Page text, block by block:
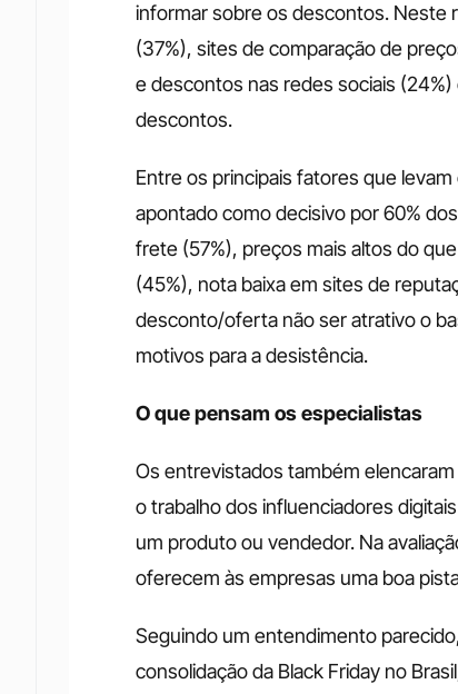
informar sobre os descontos. Neste
(37%), sites de comparação de
e descontos nas redes sociais
descontos.
Entre os principais fatores que
apontado como decisivo por 60%
frete (57%), preços mais altos do
(45%), nota baixa em sites de
desconto/oferta não ser atrativo o
motivos para a desistência.
O que pensam os especialistas
Os entrevistados também
o trabalho dos influenciadores
um produto ou vendedor. Na
oferecem às empresas uma boa
Seguindo um entendimento
consolidação da Black Friday no